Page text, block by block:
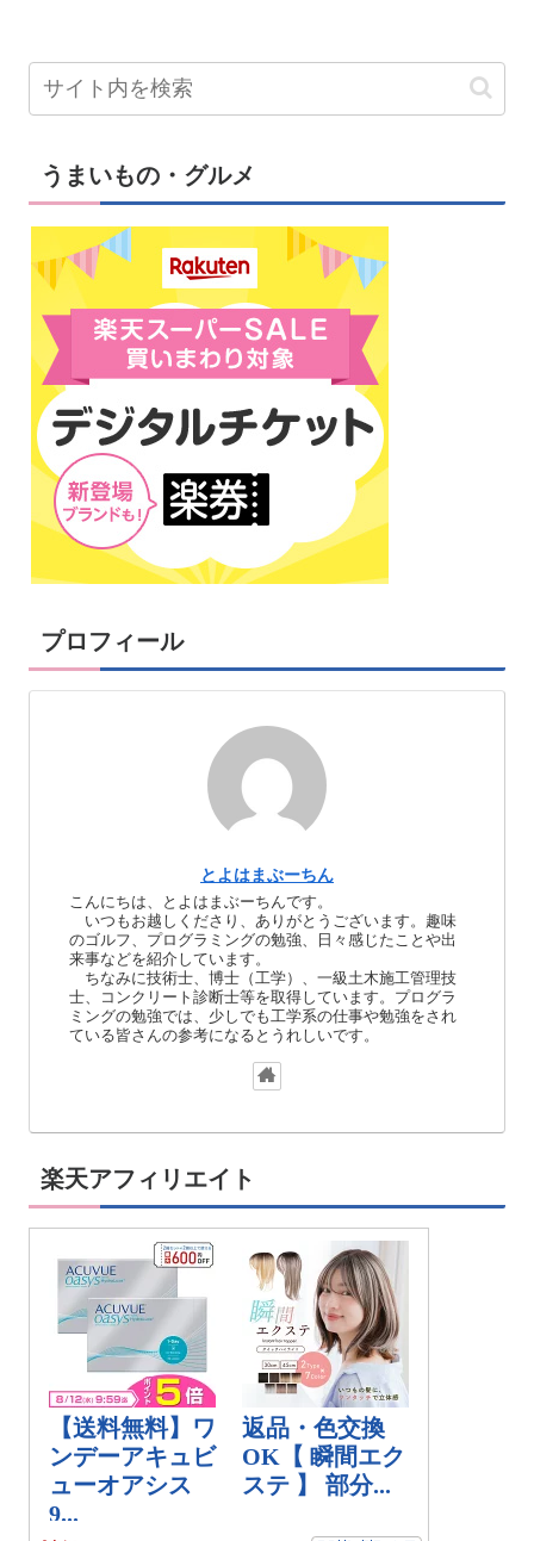
うまいもの・グルメ
プロフィール
とよはまぶーちん
こんにちは、とよはまぶーちんです。
いつもお越しくださり、ありがとうございます。趣味
のゴルフ、プログラミングの勉強、日々感じたことや出
来事などを紹介しています。
ちなみに技術士、博士（工学）、一級土木施工管理技
士、コンクリート診断士等を取得しています。プログラ
ミングの勉強では、少しでも工学系の仕事や勉強をされ
ている皆さんの参考になるとうれしいです。
楽天アフィリエイト